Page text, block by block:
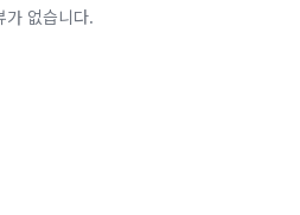
자상거래 등에서의 소비자보호에 관한 법률이 정